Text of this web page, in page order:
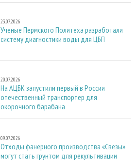
23.07.2026
Ученые Пермского Политеха разработали
систему диагностики воды для ЦБП
20.07.2026
На АЦБК запустили первый в России
отечественный транспортер для
окорочного барабана
09.07.2026
Отходы фанерного производства «Свезы»
могут стать грунтом для рекультивации